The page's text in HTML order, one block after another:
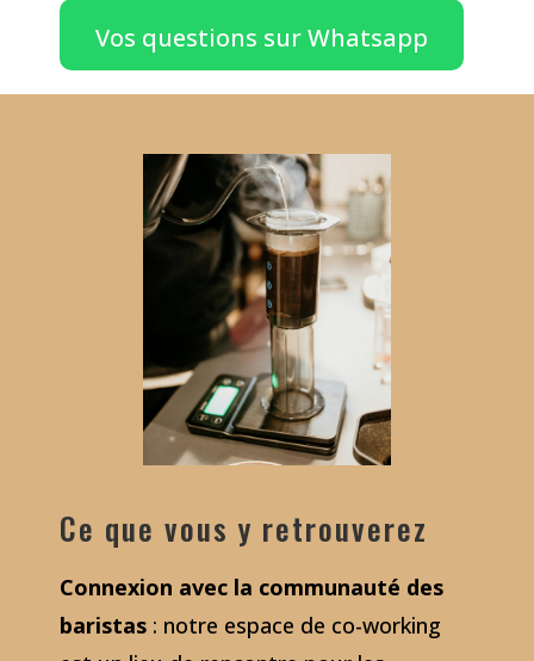
Vos questions sur Whatsapp
Ce que vous y retrouverez
Connexion avec la communauté des
baristas : notre espace de co-working